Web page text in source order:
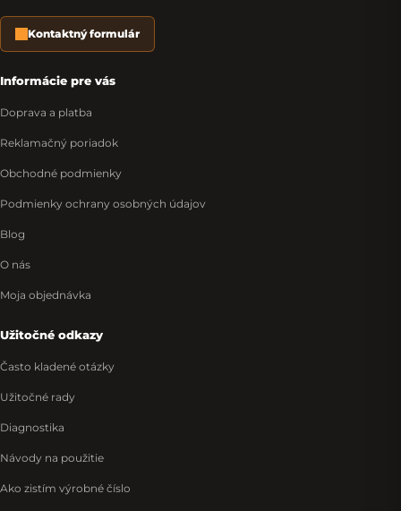
Kontaktný formulár
Informácie pre vás
Doprava a platba
Reklamačný poriadok
Obchodné podmienky
Podmienky ochrany osobných údajov
Blog
O nás
Moja objednávka
Užitočné odkazy
Často kladené otázky
Užitočné rady
Diagnostika
Návody na použitie
Ako zistím výrobné číslo